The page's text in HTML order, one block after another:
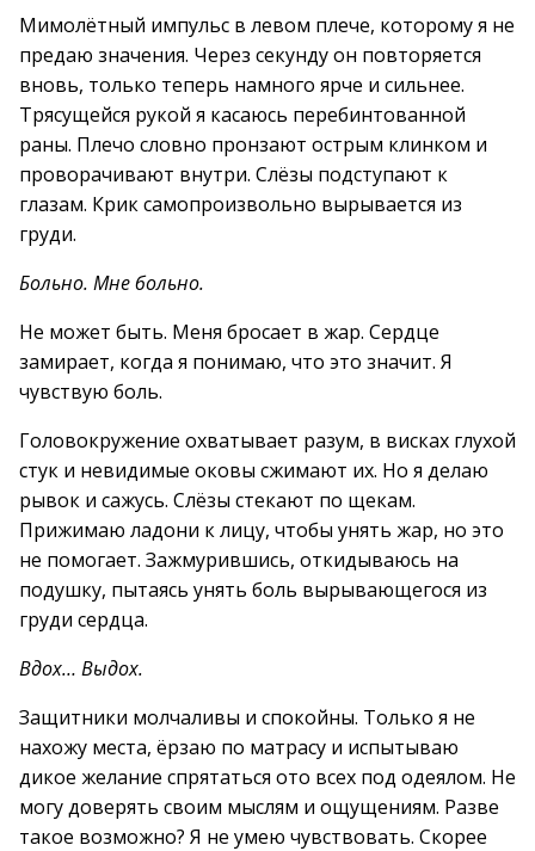
Мимолётный импульс в левом плече, которому я не
предаю значения. Через секунду он повторяется
вновь, только теперь намного ярче и сильнее.
Трясущейся рукой я касаюсь перебинтованной
раны. Плечо словно пронзают острым клинком и
проворачивают внутри. Слёзы подступают к
глазам. Крик самопроизвольно вырывается из
груди.
Больно. Мне больно.
Не может быть. Меня бросает в жар. Сердце
замирает, когда я понимаю, что это значит. Я
чувствую боль.
Головокружение охватывает разум, в висках глухой
стук и невидимые оковы сжимают их. Но я делаю
рывок и сажусь. Слёзы стекают по щекам.
Прижимаю ладони к лицу, чтобы унять жар, но это
не помогает. Зажмурившись, откидываюсь на
подушку, пытаясь унять боль вырывающегося из
груди сердца.
Вдох… Выдох.
Защитники молчаливы и спокойны. Только я не
нахожу места, ёрзаю по матрасу и испытываю
дикое желание спрятаться ото всех под одеялом. Не
могу доверять своим мыслям и ощущениям. Разве
такое возможно? Я не умею чувствовать. Скорее